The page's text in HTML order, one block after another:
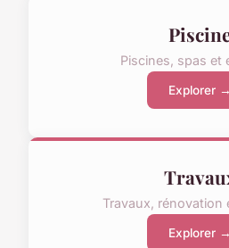
Piscines, spas et
Explorer →
Travaux, rénovation
Explorer →